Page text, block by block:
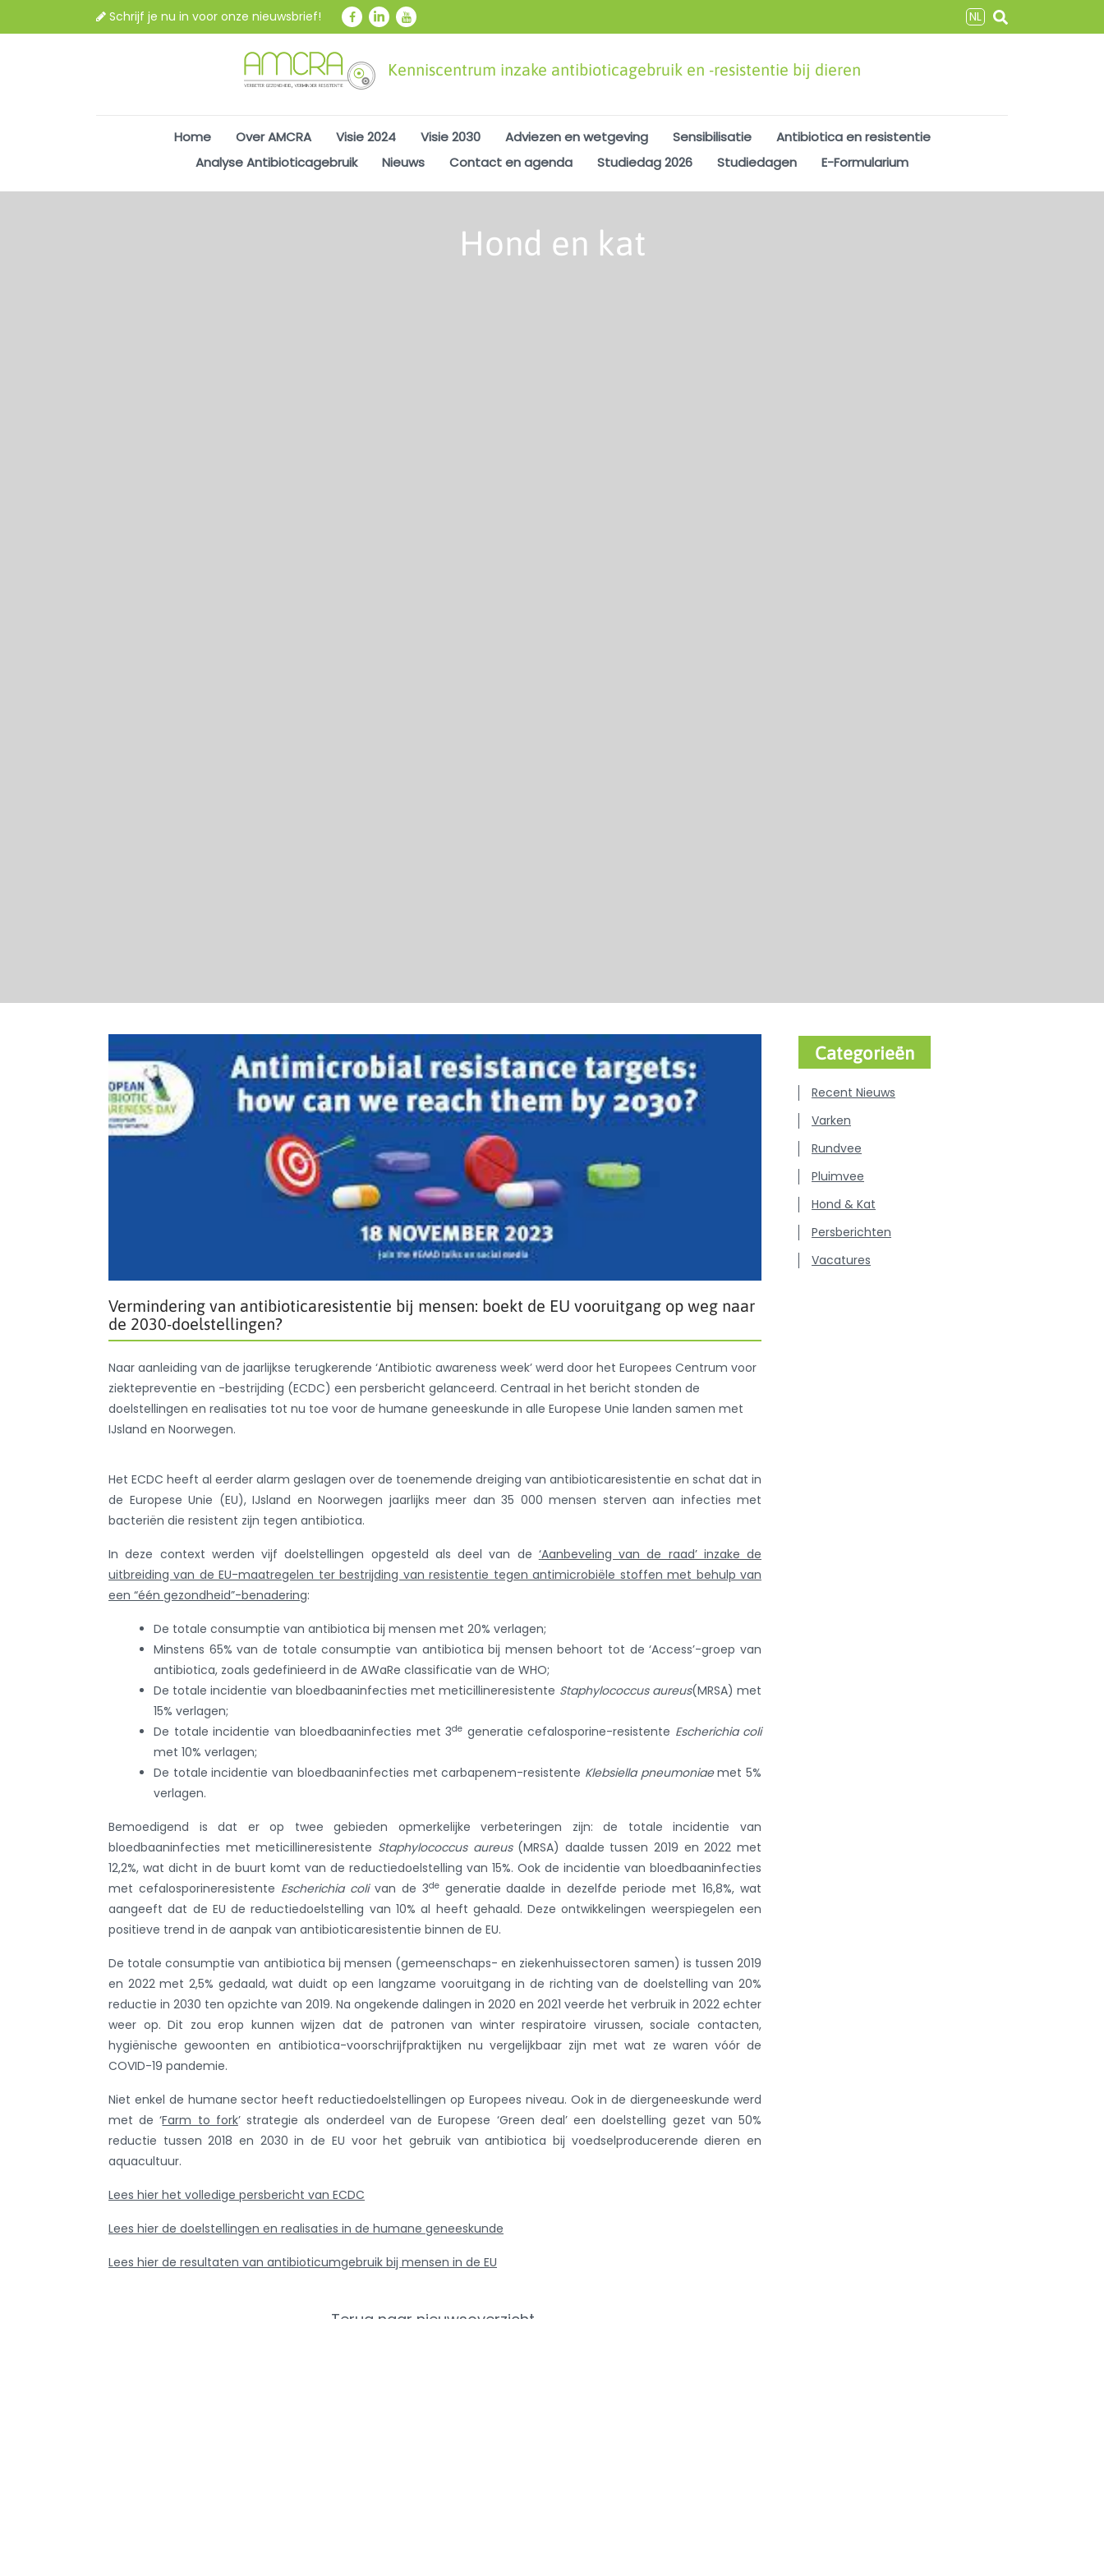
Schrijf je nu in voor onze nieuwsbrief! NL
Kenniscentrum inzake antibioticagebruik en -resistentie bij dieren
Home Over AMCRA Visie 2024 Visie 2030 Adviezen en wetgeving Sensibilisatie
Antibiotica en resistentie
Analyse Antibioticagebruik
Nieuws Contact en agenda Studiedag 2026 Studiedagen E-Formularium
Hond en kat
Vermindering van antibioticaresistentie bij mensen: boekt de EU vooruitgang op weg naar
de 2030-doelstellingen?
Naar aanleiding van de jaarlijkse terugkerende ‘Antibiotic awareness week’ werd door het Europees Centrum voor
ziektepreventie en -bestrijding (ECDC) een persbericht gelanceerd. Centraal in het bericht stonden de
doelstellingen en realisaties tot nu toe voor de humane geneeskunde in alle Europese Unie landen samen met
IJsland en Noorwegen.
Het ECDC heeft al eerder alarm geslagen over de toenemende dreiging van antibioticaresistentie en schat dat in
de Europese Unie (EU), IJsland en Noorwegen jaarlijks meer dan 35 000 mensen sterven aan infecties met
bacteriën die resistent zijn tegen antibiotica.
In deze context werden vijf doelstellingen opgesteld als deel van de ‘Aanbeveling van de raad’ inzake de
uitbreiding van de EU-maatregelen ter bestrijding van resistentie tegen antimicrobiële stoffen met behulp van
een “één gezondheid”-benadering:
De totale consumptie van antibiotica bij mensen met 20% verlagen;
Minstens 65% van de totale consumptie van antibiotica bij mensen behoort tot de ‘Access’-groep van
antibiotica, zoals gedefinieerd in de AWaRe classificatie van de WHO;
De totale incidentie van bloedbaaninfecties met meticillineresistente Staphylococcus aureus(MRSA) met
15% verlagen;
De totale incidentie van bloedbaaninfecties met 3de generatie cefalosporine-resistente Escherichia coli
met 10% verlagen;
De totale incidentie van bloedbaaninfecties met carbapenem-resistente Klebsiella pneumoniaemet 5%
verlagen.
Bemoedigend is dat er op twee gebieden opmerkelijke verbeteringen zijn: de totale incidentie van
bloedbaaninfecties met meticillineresistente Staphylococcus aureus(MRSA) daalde tussen 2019 en 2022 met
12,2%, wat dicht in de buurt komt van de reductiedoelstelling van 15%. Ook de incidentie van bloedbaaninfecties
met cefalosporineresistente Escherichia colivan de 3degeneratie daalde in dezelfde periode met 16,8%, wat
aangeeft dat de EU de reductiedoelstelling van 10% al heeft gehaald. Deze ontwikkelingen weerspiegelen een
positieve trend in de aanpak van antibioticaresistentie binnen de EU.
De totale consumptie van antibiotica bij mensen (gemeenschaps- en ziekenhuissectoren samen) is tussen 2019
en 2022 met 2,5% gedaald, wat duidt op een langzame vooruitgang in de richting van de doelstelling van 20%
reductie in 2030 ten opzichte van 2019. Na ongekende dalingen in 2020 en 2021 veerde het verbruik in 2022 echter
weer op. Dit zou erop kunnen wijzen dat de patronen van winter respiratoire virussen, sociale contacten,
hygiënische gewoonten en antibiotica-voorschrijfpraktijken nu vergelijkbaar zijn met wat ze waren vóór de
COVID-19 pandemie.
Niet enkel de humane sector heeft reductiedoelstellingen op Europees niveau. Ook in de diergeneeskunde werd
met de ‘Farm to fork’ strategie als onderdeel van de Europese ‘Green deal’ een doelstelling gezet van 50%
reductie tussen 2018 en 2030 in de EU voor het gebruik van antibiotica bij voedselproducerende dieren en
aquacultuur.
Lees hier het volledige persbericht van ECDC
Lees hier de doelstellingen en realisaties in de humane geneeskunde
Lees hier de resultaten van antibioticumgebruik bij mensen in de EU
Terug naar nieuwsoverzicht
Categorieën
Recent Nieuws
Varken
Rundvee
Pluimvee
Hond & Kat
Persberichten
Vacatures